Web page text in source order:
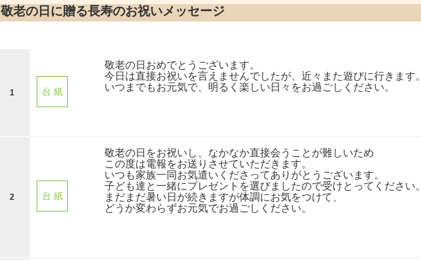
敬老の日に贈る長寿のお祝いメッセージ
1 台 紙
敬老の日おめでとうございます。
今日は直接お祝いを言えませんでしたが、近々また遊びに行きます。
いつまでもお元気で、明るく楽しい日々をお過ごしください。
2 台 紙
敬老の日をお祝いし、なかなか直接会うことが難しいため
この度は電報をお送りさせていただきます。
いつも家族一同お気遣いくださってありがとうございます。
子ども達と一緒にプレゼントを選びましたので受けとってください。
まだまだ暑い日が続きますが体調にお気をつけて、
どうか変わらずお元気でお過ごしください。